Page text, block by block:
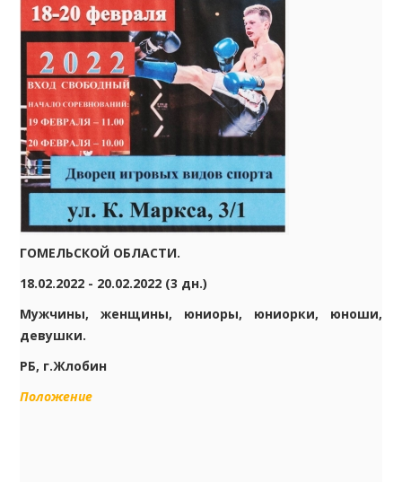
ГОМЕЛЬСКОЙ ОБЛАСТИ.
18.02.2022 - 20.02.2022 (3 дн.)
Мужчины, женщины, юниоры, юниорки, юноши,
девушки.
РБ, г.Жлобин
Положение